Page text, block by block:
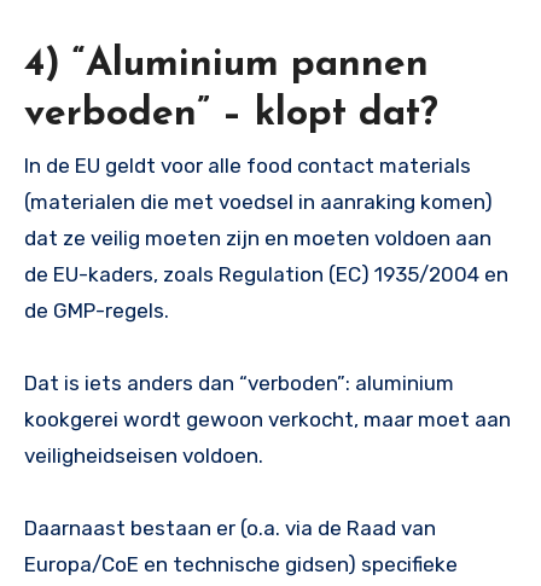
4) “Aluminium pannen
verboden” – klopt dat?
In de EU geldt voor alle food contact materials
(materialen die met voedsel in aanraking komen)
dat ze veilig moeten zijn en moeten voldoen aan
de EU-kaders, zoals Regulation (EC) 1935/2004 en
de GMP-regels.
Dat is iets anders dan “verboden”: aluminium
kookgerei wordt gewoon verkocht, maar moet aan
veiligheidseisen voldoen.
Daarnaast bestaan er (o.a. via de Raad van
Europa/CoE en technische gidsen) specifieke